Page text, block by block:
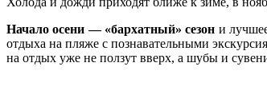
Начало осени — «бархатный» сезон и
отдыха на пляже с познавательными
на отдых уже не ползут вверх, а шубы и